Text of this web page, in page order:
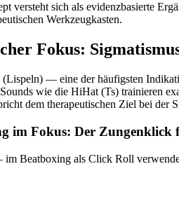
versteht sich als evidenzbasierte
Werkzeugkasten.
Fokus:
— eine der häufigsten
wie die HiHat (Ts) trainieren
dem therapeutischen Ziel bei der
im Fokus: Der
Beatboxing als Click Roll